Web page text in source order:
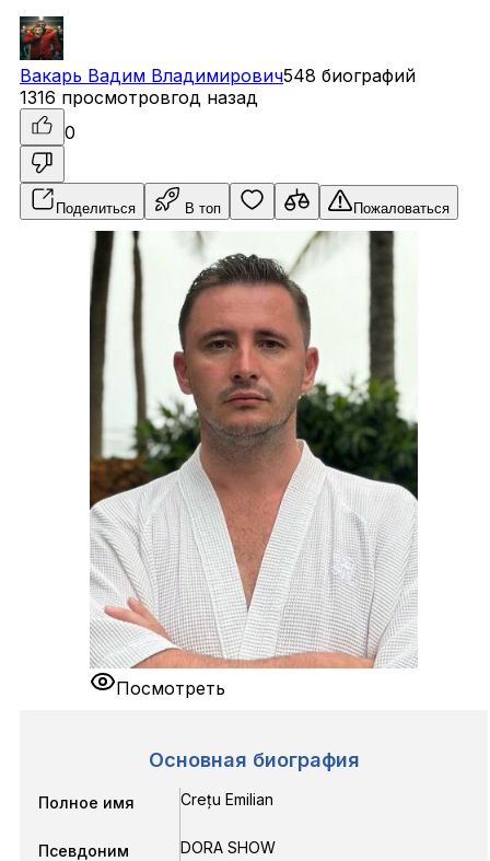
Вакарь Вадим Владимирович548 биографий
1316 просмотровгод назад
0
Поделиться В топ Пожаловаться
Посмотреть
Основная биография
Полное имя Crețu Emilian
Псевдоним DORA SHOW